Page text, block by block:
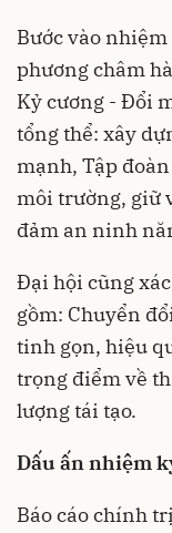
Bước vào
phương châm
Kỷ cương - Đổi
tổng thể: xây
mạnh, Tập
môi trường, giữ
đảm an ninh
Đại hội cũng
gồm: Chuyển
tinh gọn, hiệu
trọng điểm về
lượng tái tạo.
Dấu ấn nhiệm
Báo cáo chính